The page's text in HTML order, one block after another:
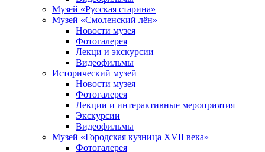
Музей «Русская старина»
Музей «Смоленский лён»
Новости музея
Фотогалерея
Лекци и экскурсии
Видеофильмы
Исторический музей
Новости музея
Фотогалерея
Лекции и интерактивные мероприятия
Экскурсии
Видеофильмы
Музей «Городская кузница XVII века»
Фотогалерея